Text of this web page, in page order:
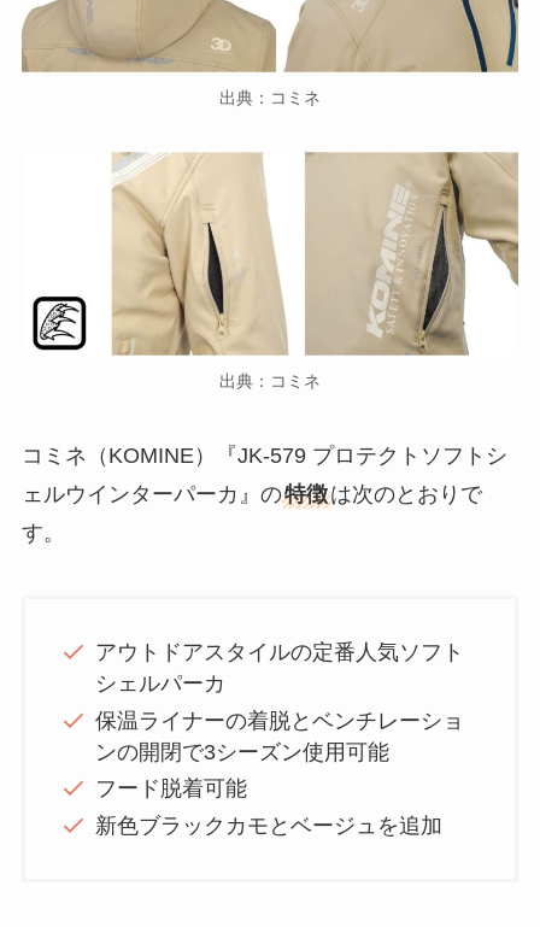
出典：コミネ
出典：コミネ
コミネ（KOMINE）『JK-579 プロテクトソフトシ
ェルウインターパーカ』の特徴は次のとおりで
す。
アウトドアスタイルの定番人気ソフト
シェルパーカ
保温ライナーの着脱とベンチレーショ
ンの開閉で3シーズン使用可能
フード脱着可能
新色ブラックカモとベージュを追加